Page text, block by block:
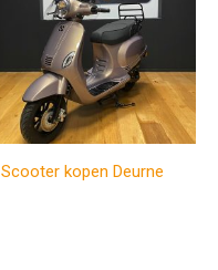
Scooter kopen Deurne